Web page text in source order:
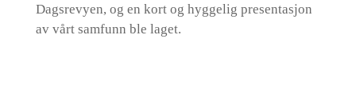
Dagsrevyen, og en kort og hyggelig presentasjon
av vårt samfunn ble laget.